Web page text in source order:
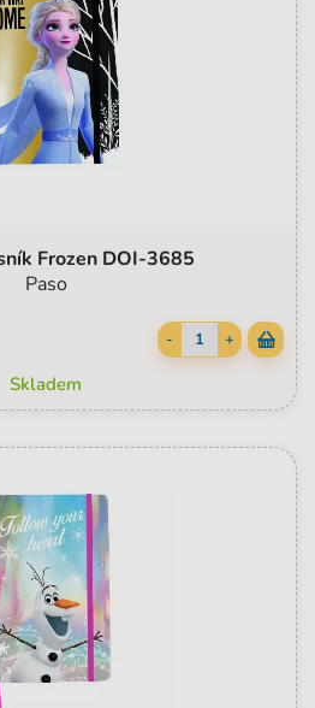
Frozen DOI-3685
Paso
- +
Skladem